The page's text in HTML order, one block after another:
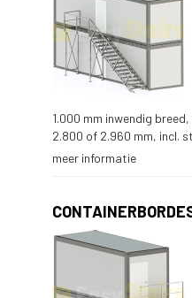
1.000 mm inwendig
2.800 of 2.960 mm, incl.
meer informatie